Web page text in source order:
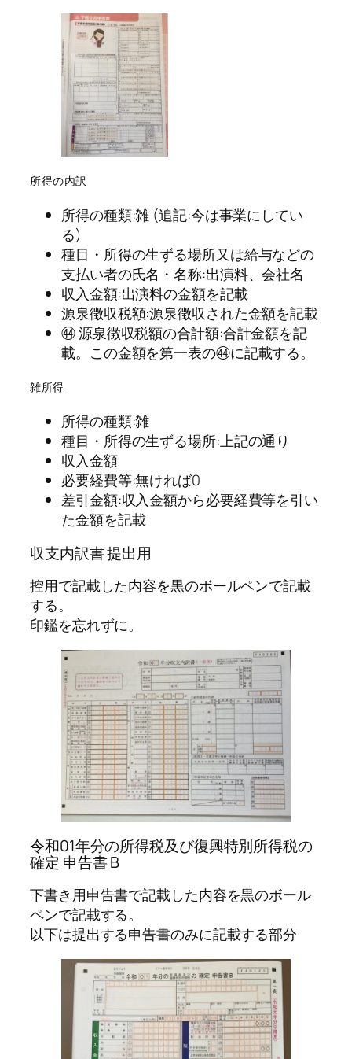
所得の内訳
所得の種類:雑 (追記:今は事業にしてい
る)
種目・所得の生ずる場所又は給与などの
支払い者の氏名・名称:出演料、会社名
収入金額:出演料の金額を記載
源泉徴収税額:源泉徴収された金額を記載
㊹ 源泉徴収税額の合計額:合計金額を記
載。この金額を第一表の㊹に記載する。
雑所得
所得の種類:雑
種目・所得の生ずる場所:上記の通り
収入金額
必要経費等:無ければ0
差引金額:収入金額から必要経費等を引い
た金額を記載
収支内訳書 提出用
控用で記載した内容を黒のボールペンで記載
する。
印鑑を忘れずに。
令和01年分の所得税及び復興特別所得税の
確定 申告書 B
下書き用申告書で記載した内容を黒のボール
ペンで記載する。
以下は提出する申告書のみに記載する部分